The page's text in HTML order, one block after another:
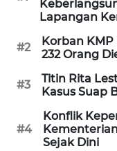
Lapangan
#2
Korban KMP
232 Orang
#3
Titin Rita
Kasus Suap
#4
Konflik
Sejak Dini
NEWS
SIDIKALANG
NEWS
SIBARAGAS
NEWS